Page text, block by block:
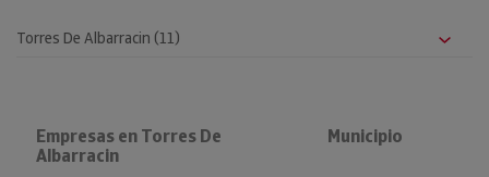
Empresas en Torres De
Albarracin
Municipio